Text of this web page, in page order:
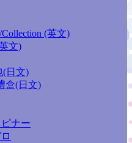
Collection (英文)
文)
(日文)
盒(日文)
ナー